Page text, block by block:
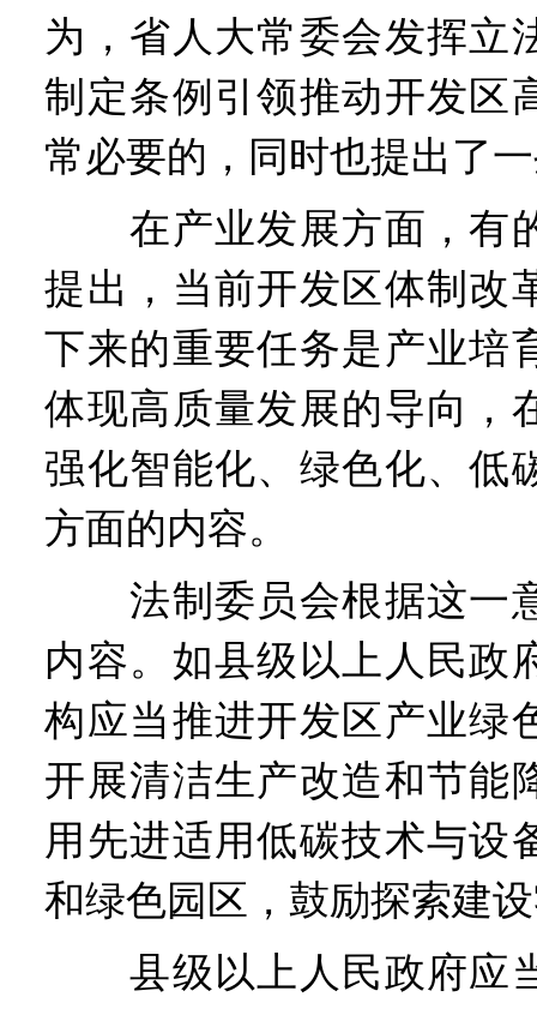
为，省人大常委会发挥立
制定条例引领推动开发区
常必要的，同时也提出了
在产业发展方面，有
提出，当前开发区体制改
下来的重要任务是产业培
体现高质量发展的导向，
强化智能化、绿色化、低
方面的内容。
法制委员会根据这一
内容。如县级以上人民政
构应当推进开发区产业绿
开展清洁生产改造和节能
用先进适用低碳技术与设
和绿色园区，鼓励探索建
县级以上人民政府应